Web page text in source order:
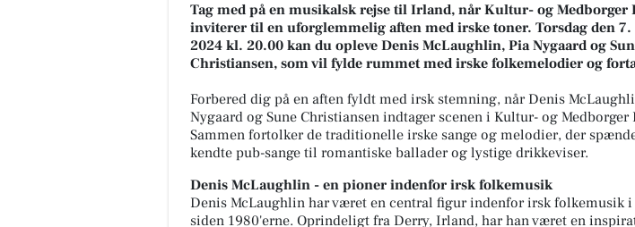
Tag med på en musikalsk rejse til Irland, når Kultur- og Medborger
inviterer til en uforglemmelig aften med irske toner. Torsdag den
2024 kl. 20.00 kan du opleve Denis McLaughlin, Pia Nygaard og
Christiansen, som vil fylde rummet med irske folkemelodier og
Forbered dig på en aften fyldt med irsk stemning, når Denis
Nygaard og Sune Christiansen indtager scenen i Kultur- og Medborger
Sammen fortolker de traditionelle irske sange og melodier, der
kendte pub-sange til romantiske ballader og lystige drikkeviser.
Denis McLaughlin - en pioner indenfor irsk folkemusik
Denis McLaughlin har været en central figur indenfor irsk folkemusik
siden 1980'erne. Oprindeligt fra Derry, Irland, har han været en